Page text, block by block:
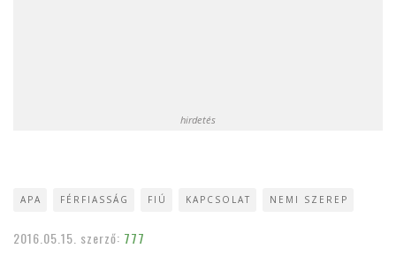
hirdetés
APA FÉRFIASSÁG FIÚ KAPCSOLAT NEMI SZEREP
2016.05.15. szerző: 777